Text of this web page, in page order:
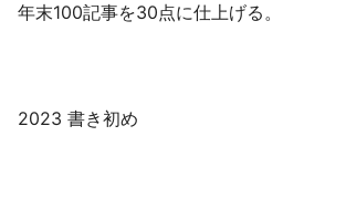
年末100記事を30点に仕上げる。
2023 書き初め